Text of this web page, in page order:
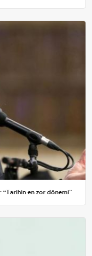
“Tarihin en zor dönemi”